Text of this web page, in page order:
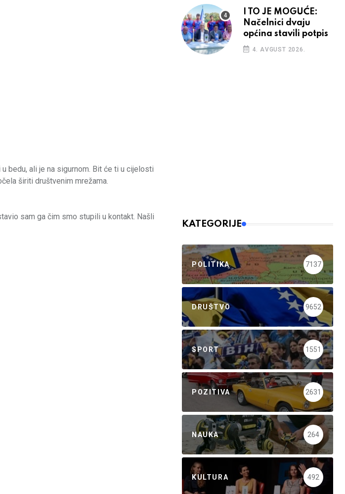
bedu, ali je na sigurnom. Bit će ti u cijelosti
širiti društvenim mrežama.
sam ga čim smo stupili u kontakt. Našli
I TO JE MOGUĆE:
Načelnici dvaju
općina stavili potpis
4. AVGUST 2026.
KATEGORIJE
POLITIKA 7137
DRUŠTVO 9652
SPORT 1551
POZITIVA 2631
NAUKA 264
KULTURA 492